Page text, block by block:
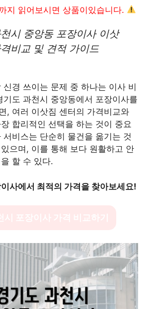
지 읽어보시면 상품이있습니다.
시 중앙동 포장이사 이삿
비교 및 견적 가이드
신경 쓰이는 문제 중 하나는 이사 비
기도 과천시 중앙동에서 포장이사를
, 여러 이삿짐 센터의 가격비교와
합리적인 선택을 하는 것이 중요
서비스는 단순히 물건을 옮기는 것
으며, 이를 통해 보다 원활하고 안
할 수 있다.
사에서 최적의 가격을 찾아보세요!